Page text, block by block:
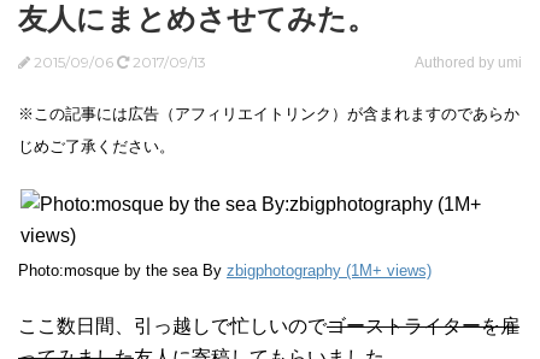
友人にまとめさせてみた。
2015/09/06 2017/09/13 Authored by umi
※この記事には広告（アフィリエイトリンク）が含まれますのであらか
じめご了承ください。
Photo:mosque by the sea By zbigphotography (1M+ views)
ここ数日間、引っ越しで忙しいのでゴーストライターを雇